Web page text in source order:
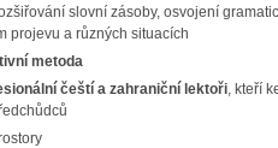
slovní zásoby, osvojení
projevu a různých situacích
metoda
čeští a zahraniční lektoři, kteří